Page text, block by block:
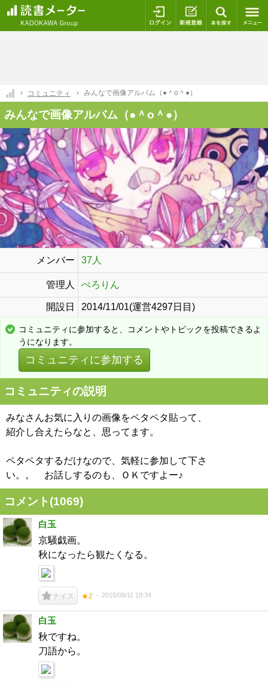
ログイン 新規登録
コミュニティ みんなで画像アルバム（●＾o＾●）
みんなで画像アルバム（●＾o＾●）
メンバー 37人
管理人 ぺろりん
開設日 2014/11/01(運営4297日目)
コミュニティに参加すると、コメントやトピックを投稿できるよ
うになります。
コミュニティに参加する
コミュニティの説明
みなさんお気に入りの画像をペタペタ貼って、
紹介し合えたらなと、思ってます。
ペタペタするだけなので、気軽に参加して下さ
い。。 お話しするのも、ＯＫですよー♪
コメント(1069)
白玉
京騒戯画。
秋になったら観たくなる。
ナイス ★2 2015/09/11 19:34
白玉
秋ですね。
刀語から。